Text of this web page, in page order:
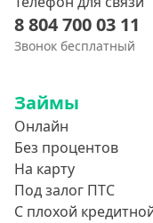
8 804 700 03 11
Звонок бесплатный
Займы
Онлайн
Без процентов
На карту
Под залог ПТС
С плохой